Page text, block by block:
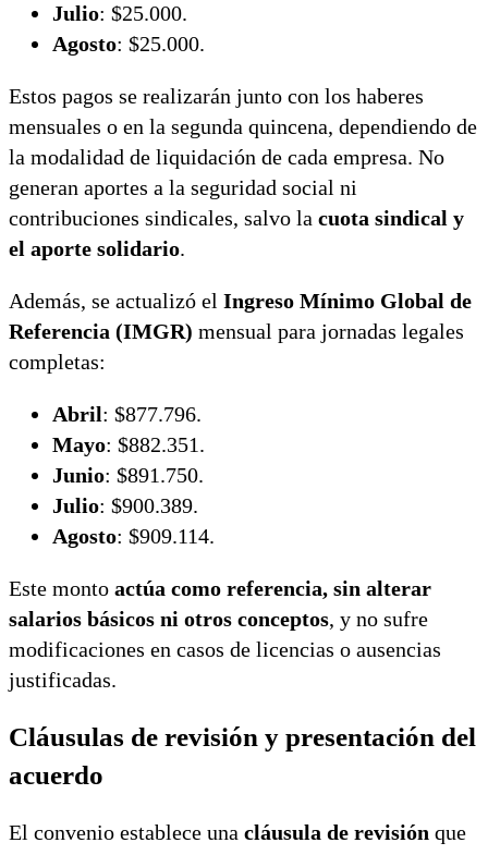
Julio: $25.000.
Agosto: $25.000.
Estos pagos se realizarán junto con los haberes
mensuales o en la segunda quincena, dependiendo de
la modalidad de liquidación de cada empresa. No
generan aportes a la seguridad social ni
contribuciones sindicales, salvo la cuota sindical y
el aporte solidario.
Además, se actualizó el Ingreso Mínimo Global de
Referencia (IMGR) mensual para jornadas legales
completas:
Abril: $877.796.
Mayo: $882.351.
Junio: $891.750.
Julio: $900.389.
Agosto: $909.114.
Este monto actúa como referencia, sin alterar
salarios básicos ni otros conceptos, y no sufre
modificaciones en casos de licencias o ausencias
justificadas.
Cláusulas de revisión y presentación del
acuerdo
El convenio establece una cláusula de revisión que